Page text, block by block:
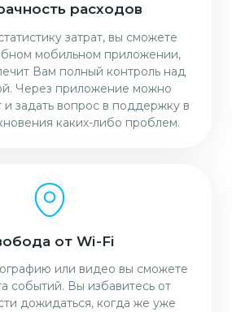
расходов
затрат, вы сможете
мобильном приложении,
Вам полный контроль над
Через приложение можно
и задать вопрос в поддержку в
каких-либо проблем.
от Wi-Fi
или видео вы сможете
событий. Вы избавитесь от
дожидаться, когда же уже